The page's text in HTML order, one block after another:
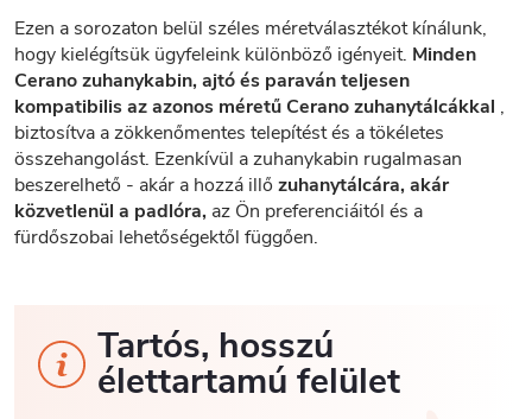
Ezen a sorozaton belül széles méretválasztékot kínálunk,
hogy kielégítsük ügyfeleink különböző igényeit. Minden
Cerano zuhanykabin, ajtó és paraván teljesen
kompatibilis az azonos méretű Cerano zuhanytálcákkal ,
biztosítva a zökkenőmentes telepítést és a tökéletes
összehangolást. Ezenkívül a zuhanykabin rugalmasan
beszerelhető - akár a hozzá illő zuhanytálcára, akár
közvetlenül a padlóra, az Ön preferenciáitól és a
fürdőszobai lehetőségektől függően.
Tartós, hosszú
élettartamú felület